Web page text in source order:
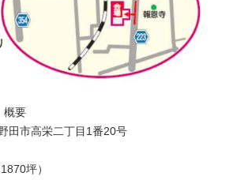
概要
田市高栄二丁目1番20号
坪）